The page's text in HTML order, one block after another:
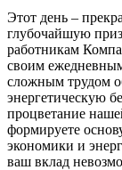
Этот день –
глубочайшую
работникам
своим
сложным трудом
энергетическую
процветание
формируете
экономики и
ваш вклад